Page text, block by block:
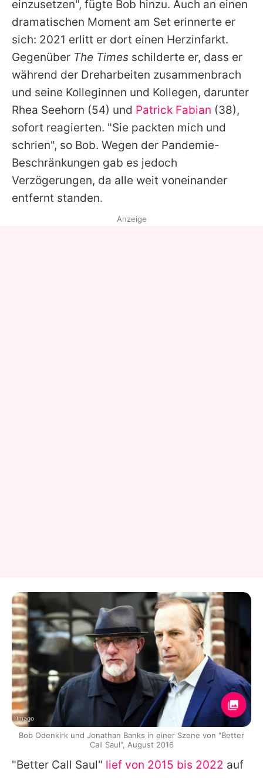
einzusetzen", fügte Bob hinzu. Auch an einen
dramatischen Moment am Set erinnerte er
sich: 2021 erlitt er dort einen Herzinfarkt.
Gegenüber The Times schilderte er, dass er
während der Dreharbeiten zusammenbrach
und seine Kolleginnen und Kollegen, darunter
Rhea Seehorn (54) und Patrick Fabian (38),
sofort reagierten. "Sie packten mich und
schrien", so Bob. Wegen der Pandemie-
Beschränkungen gab es jedoch
Verzögerungen, da alle weit voneinander
entfernt standen.
"Better Call Saul" lief von 2015 bis 2022 auf
Anzeige
Imago
Bob Odenkirk und Jonathan Banks in einer Szene von "Better
Call Saul", August 2016